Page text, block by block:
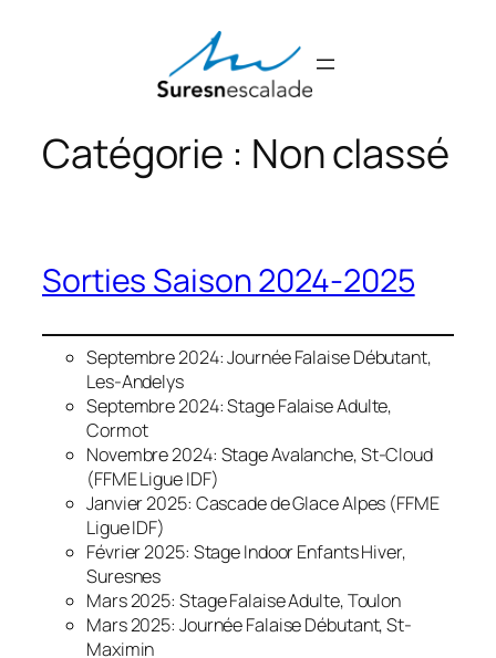
Catégorie : Non classé
Sorties Saison 2024-2025
Septembre 2024: Journée Falaise Débutant,
Les-Andelys
Septembre 2024: Stage Falaise Adulte,
Cormot
Novembre 2024: Stage Avalanche, St-Cloud
(FFME Ligue IDF)
Janvier 2025: Cascade de Glace Alpes (FFME
Ligue IDF)
Février 2025: Stage Indoor Enfants Hiver,
Suresnes
Mars 2025: Stage Falaise Adulte, Toulon
Mars 2025: Journée Falaise Débutant, St-
Maximin